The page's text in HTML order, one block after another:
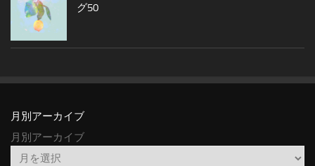
グ50
月別アーカイブ
月別アーカイブ